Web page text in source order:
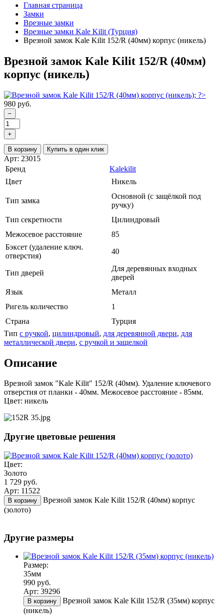
Главная страница
Замки
Врезные замки
Врезные замки Kale Kilit (Турция)
Врезной замок Kale Kilit 152/R (40мм) корпус (никель)
Врезной замок Kale Kilit 152/R (40мм)
корпус (никель)
980 руб.
−
+
В корзину Купить в один клик
Арт: 23015
Бренд
Kalekilit
Цвет
Никель
Тип замка
Основной (с защёлкой под
ручку)
Тип секретности
Цилиндровый
Межосевое расстояние
85
Бэксет (удаление ключ.
отверстия)
40
Тип дверей
Для деревянных входных
дверей
Язык
Металл
Ригель количество
1
Страна
Турция
Тип с ручкой, цилиндровый, для деревянной двери, для
металлической двери, с ручкой и защелкой
Описание
Врезной замок "Kale Kilit" 152/R (40мм). Удаление ключевого
отверстия от планки - 40мм. Межосевое расстояние - 85мм.
Цвет: никель
Другие цветовые решения
Цвет:
Золото
1 729 руб.
Арт: 11522
В корзину
Врезной замок Kale Kilit 152/R (40мм) корпус
(золото)
Другие размеры
Размер:
35мм
990 руб.
Арт: 39296
В корзину
Врезной замок Kale Kilit 152/R (35мм) корпус
(никель)